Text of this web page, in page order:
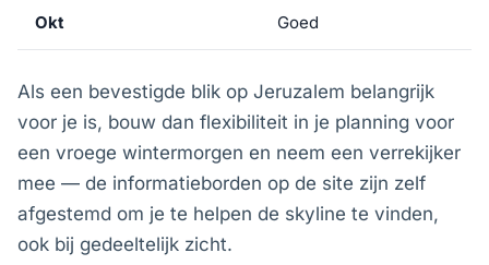
Okt Goed
Als een bevestigde blik op Jeruzalem belangrijk
voor je is, bouw dan flexibiliteit in je planning voor
een vroege wintermorgen en neem een verrekijker
mee — de informatieborden op de site zijn zelf
afgestemd om je te helpen de skyline te vinden,
ook bij gedeeltelijk zicht.